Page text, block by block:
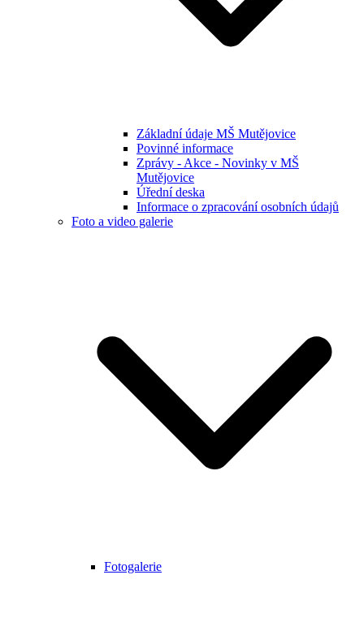
Základní údaje MŠ Mutějovice
Povinné informace
Zprávy - Akce - Novinky v MŠ
Mutějovice
Úřední deska
Informace o zpracování osobních údajů
Foto a video galerie
Fotogalerie